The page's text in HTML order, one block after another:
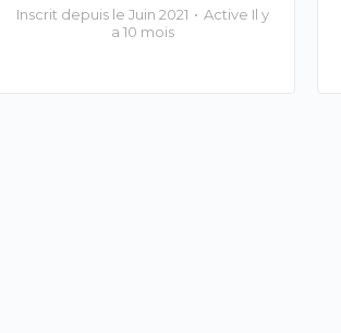
Inscrit depuis le Juin 2021 • Active Il y
a 10 mois